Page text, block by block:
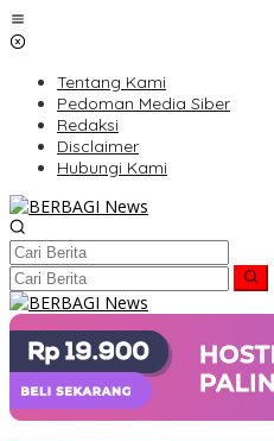
Lewati
ke
Tentang Kami
Pedoman Media Siber
Redaksi
Disclaimer
Hubungi Kami